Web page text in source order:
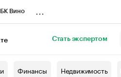
Вино
Стать экспертом
Финансы Недвижимость